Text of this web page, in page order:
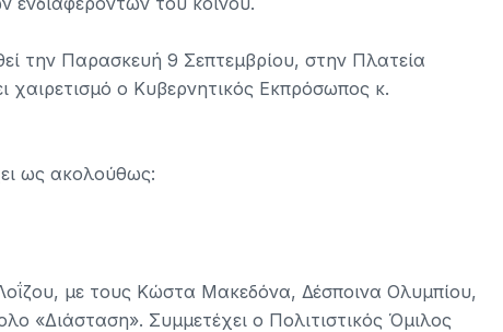
την Παρασκευή 9 Σεπτεμβρίου, στην Πλατεία
χαιρετισμό ο Κυβερνητικός Εκπρόσωπος κ.
ως ακολούθως:
με τους Κώστα Μακεδόνα, Δέσποινα Ολυμπίου,
«Διάσταση». Συμμετέχει ο Πολιτιστικός Όμιλος